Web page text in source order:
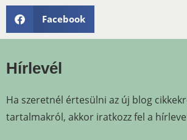
Facebook
Hírlevél
Ha szeretnél értesülni az új blog
tartalmakról, akkor iratkozz fel a